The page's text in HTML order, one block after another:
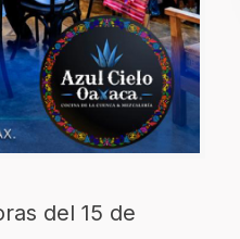
del 15 de